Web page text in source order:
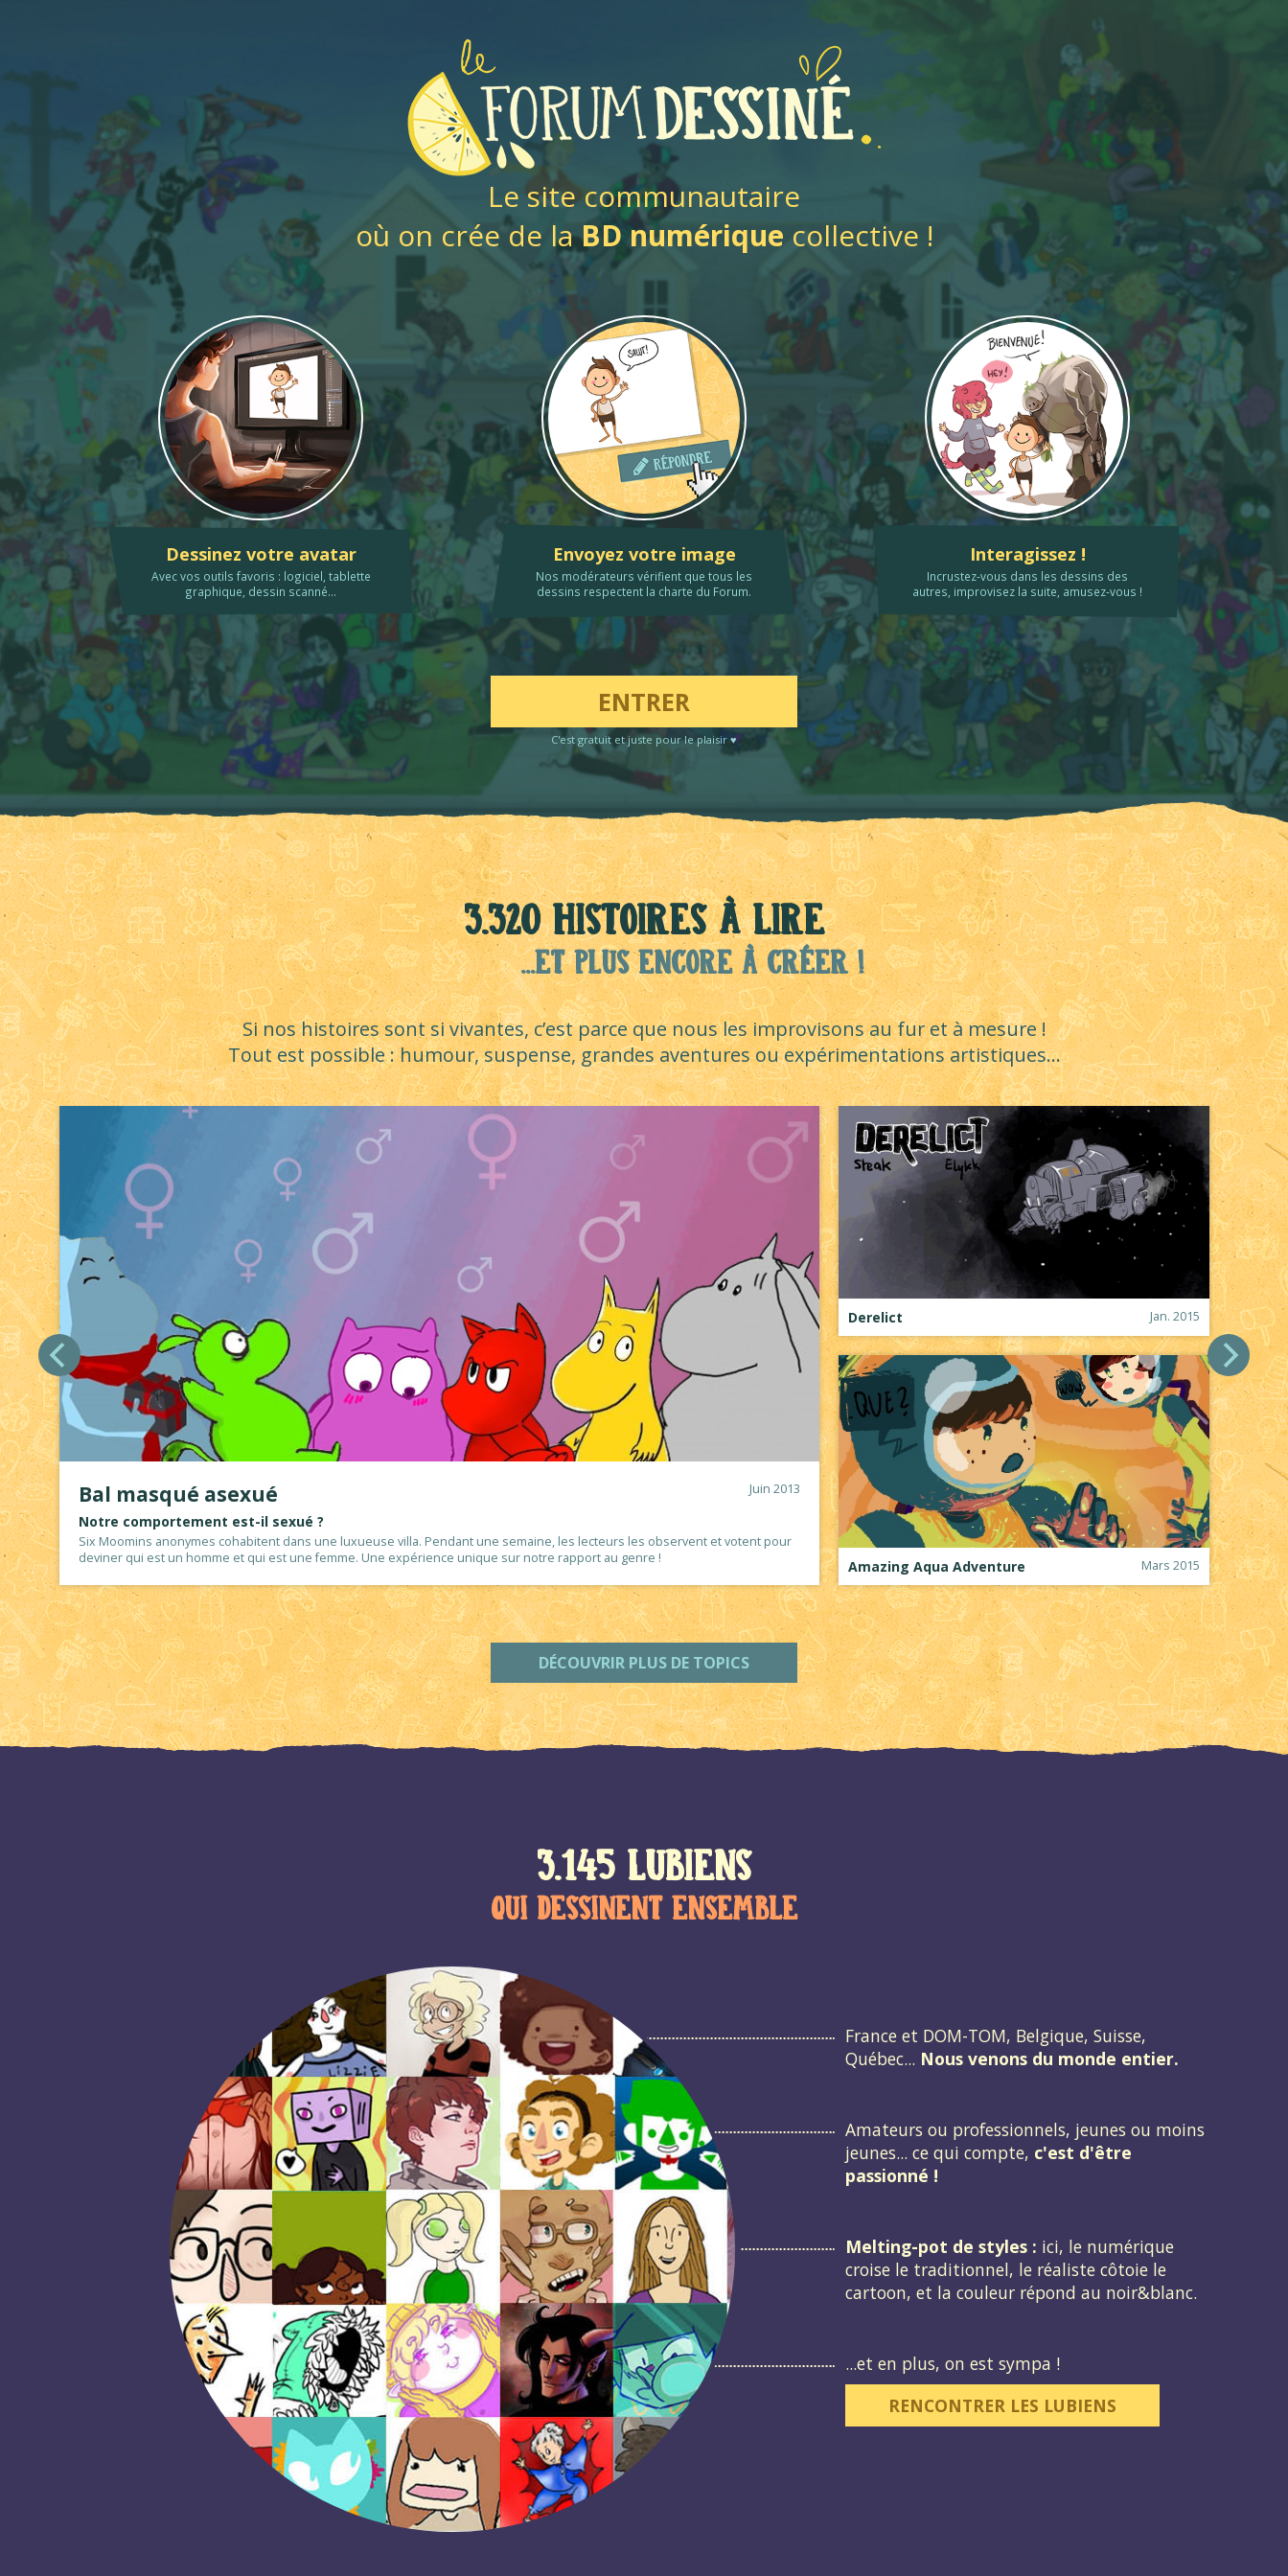
Le site communautaire
où on crée de laBD numérique collective !
Dessinez votre avatar
Avec vos outils favoris : logiciel, tablette
graphique, dessin scanné...
Envoyez votre image
Nos modérateurs vérifient que tous les
dessins respectent la charte du Forum.
Interagissez !
Incrustez-vous dans les dessins des
autres, improvisez la suite, amusez-vous !
ENTRER
C'est gratuit et juste pour le plaisir ♥
3.320 histoires à lire
...et plus encore à créer !
Si nos histoires sont si vivantes, c’est parce que nous les improvisons au fur et à mesure !
Tout est possible : humour, suspense, grandes aventures ou expérimentations artistiques...
Juin 2013
Bal masqué asexué
Notre comportement est-il sexué ?
Six Moomins anonymes cohabitent dans une luxueuse villa. Pendant une semaine, les lecteurs les observent et votent pour
deviner qui est un homme et qui est une femme. Une expérience unique sur notre rapport au genre !
Jan. 2015
Derelict
Mars 2015
Amazing Aqua Adventure
DÉCOUVRIR PLUS DE TOPICS
3.145 lubiens
qui dessinent ensemble
France et DOM-TOM, Belgique, Suisse,
Québec... Nous venons du monde entier.
Amateurs ou professionnels, jeunes ou moins
jeunes... ce qui compte, c'est d'être
passionné !
Melting-pot de styles : ici, le numérique
croise le traditionnel, le réaliste côtoie le
cartoon, et la couleur répond au noir&blanc.
...et en plus, on est sympa !
RENCONTRER LES LUBIENS